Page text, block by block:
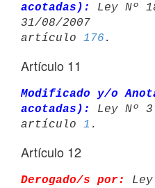
acotadas):
Ley Nº
31/08/2007
artículo 176
Artículo 11
Modificado y/o
acotadas):
Ley Nº
artículo 1
Artículo 12
Derogado/s por: